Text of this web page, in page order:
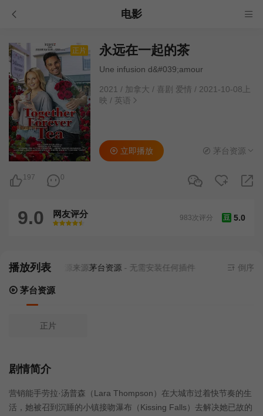
电影
正片 永远在一起的茶
Une infusion d&#039;amour
2021 / 加拿大 / 喜剧 爱情 / 2021-10-08上
映 / 英语
197 0
立即播放 茅台资源
9.0 网友评分
很差
较差还行推荐力荐
豆 5.0
983次评分
播放列表当前资源来源茅台资源- 无需安装任何插件 倒序
茅台资源
正片
剧情简介
营销能手劳拉·汤普森（Lara Thompson）在大城市过着快节奏的生
活，她被召到沉睡的小镇接吻瀑布（Kissing Falls）去解决她已故的